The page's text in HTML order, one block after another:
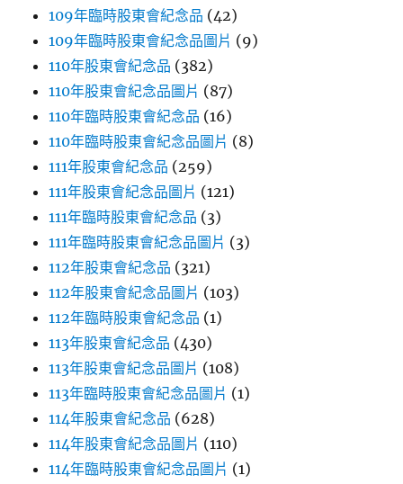
109年臨時股東會紀念品 (42)
109年臨時股東會紀念品圖片 (9)
110年股東會紀念品 (382)
110年股東會紀念品圖片 (87)
110年臨時股東會紀念品 (16)
110年臨時股東會紀念品圖片 (8)
111年股東會紀念品 (259)
111年股東會紀念品圖片 (121)
111年臨時股東會紀念品 (3)
111年臨時股東會紀念品圖片 (3)
112年股東會紀念品 (321)
112年股東會紀念品圖片 (103)
112年臨時股東會紀念品 (1)
113年股東會紀念品 (430)
113年股東會紀念品圖片 (108)
113年臨時股東會紀念品圖片 (1)
114年股東會紀念品 (628)
114年股東會紀念品圖片 (110)
114年臨時股東會紀念品圖片 (1)